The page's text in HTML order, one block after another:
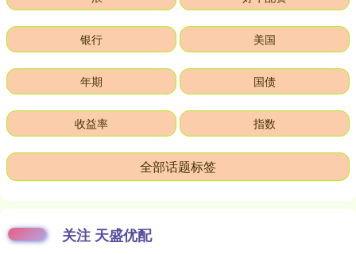
银行 美国
年期 国债
收益率 指数
全部话题标签
关注 天盛优配